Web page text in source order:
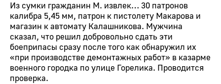
Из сумки гражданин М. извлек… 30 патронов
калибра 5,45 мм, патрон к пистолету Макарова и
магазин к автомату Калашникова. Мужчина
сказал, что решил добровольно сдать эти
боеприпасы сразу после того как обнаружил их
«при производстве демонтажных работ» в казарме
военного городка по улице Горелика. Проводится
проверка.